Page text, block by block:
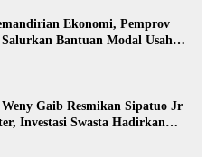
Ekonomi, Pemprov
Bantuan Modal Usaha
Gaib Resmikan Sipatuo Jr
Investasi Swasta Hadirkan